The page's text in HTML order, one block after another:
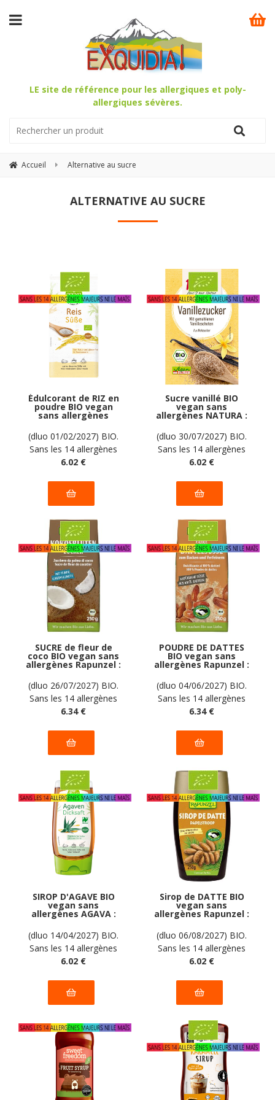
LE site de référence pour les allergiques et poly-
allergiques sévères.
Accueil Alternative au sucre
ALTERNATIVE AU SUCRE
Édulcorant de RIZ en
poudre BIO vegan
sans allergènes
AGAVA : 250 grammes
(dluo 01/02/2027) BIO.
Sans les 14 allergènes
majeurs
6.02 €
Sucre vanillé BIO
vegan sans
allergènes NATURA :
(5x8g) = 40 grammes
(dluo 30/07/2027) BIO.
Sans les 14 allergènes
majeurs
6.02 €
SUCRE de fleur de
coco BIO vegan sans
allergènes Rapunzel :
250 grammes
(dluo 26/07/2027) BIO.
Sans les 14 allergènes
majeurs
6.34 €
POUDRE DE DATTES
BIO vegan sans
allergènes Rapunzel :
250 grammes
(dluo 04/06/2027) BIO.
Sans les 14 allergènes
majeurs
6.34 €
SIROP D'AGAVE BIO
vegan sans
allergènes AGAVA :
350 grammes
(dluo 14/04/2027) BIO.
Sans les 14 allergènes
majeurs
6.02 €
Sirop de DATTE BIO
vegan sans
allergènes Rapunzel :
250 grammes
(dluo 06/08/2027) BIO.
Sans les 14 allergènes
majeurs
6.02 €